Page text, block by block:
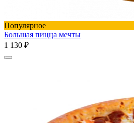
Популярное
Большая пицца мечты
1 130 ₽